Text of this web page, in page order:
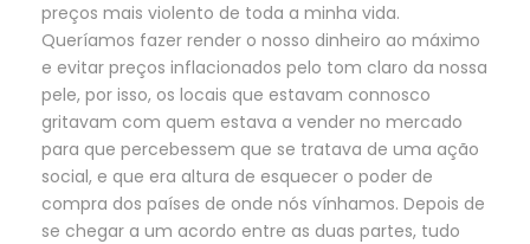
preços mais violento de toda a minha vida.
Queríamos fazer render o nosso dinheiro ao máximo
e evitar preços inflacionados pelo tom claro da nossa
pele, por isso, os locais que estavam connosco
gritavam com quem estava a vender no mercado
para que percebessem que se tratava de uma ação
social, e que era altura de esquecer o poder de
compra dos países de onde nós vínhamos. Depois de
se chegar a um acordo entre as duas partes, tudo